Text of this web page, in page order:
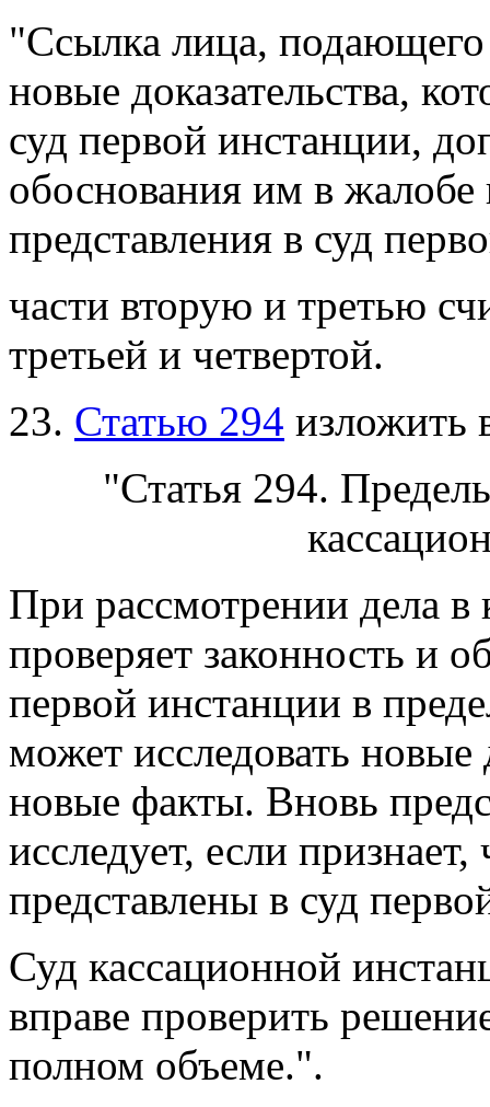
"Ссылка лица,
новые доказательства,
суд первой инстанции,
обоснования им в жалобе
представления в суд
части вторую и третью
третьей и четвертой.
23. Статью 294 изложить
"Статья 294.
При рассмотрении дела в
проверяет законность и
первой инстанции в
может исследовать новые
новые факты. Вновь
исследует, если
представлены в суд
Суд кассационной
вправе проверить
полном объеме.".